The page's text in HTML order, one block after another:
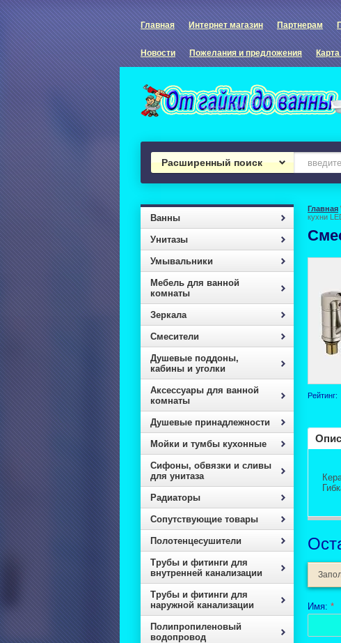
Главная Интернет магазин Партнерам
Новости Пожелания и предложения
Расширенный поиск
Ванны
Унитазы
Умывальники
Мебель для ванной
комнаты
Зеркала
Смесители
Душевые поддоны,
кабины и уголки
Аксессуары для ванной
комнаты
Душевые принадлежности
Мойки и тумбы кухонные
Сифоны, обвязки и сливы
для унитаза
Радиаторы
Сопутствующие товары
Полотенцесушители
Трубы и фитинги для
внутренней канализации
Трубы и фитинги для
наружной канализации
Полипропиленовый
водопровод
Главная
кухни
Рейтинг:
Имя: *